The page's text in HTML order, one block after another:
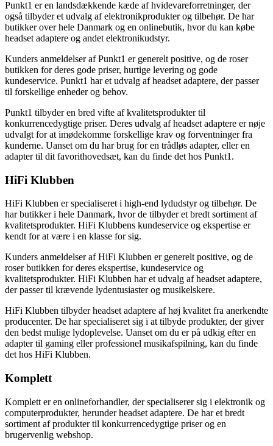
Punkt1 er en landsdækkende kæde af hvidevareforretninger, der
også tilbyder et udvalg af elektronikprodukter og tilbehør. De har
butikker over hele Danmark og en onlinebutik, hvor du kan købe
headset adaptere og andet elektronikudstyr.
Kunders anmeldelser af Punkt1 er generelt positive, og de roser
butikken for deres gode priser, hurtige levering og gode
kundeservice. Punkt1 har et udvalg af headset adaptere, der passer
til forskellige enheder og behov.
Punkt1 tilbyder en bred vifte af kvalitetsprodukter til
konkurrencedygtige priser. Deres udvalg af headset adaptere er nøje
udvalgt for at imødekomme forskellige krav og forventninger fra
kunderne. Uanset om du har brug for en trådløs adapter, eller en
adapter til dit favorithovedsæt, kan du finde det hos Punkt1.
HiFi Klubben
HiFi Klubben er specialiseret i high-end lydudstyr og tilbehør. De
har butikker i hele Danmark, hvor de tilbyder et bredt sortiment af
kvalitetsprodukter. HiFi Klubbens kundeservice og ekspertise er
kendt for at være i en klasse for sig.
Kunders anmeldelser af HiFi Klubben er generelt positive, og de
roser butikken for deres ekspertise, kundeservice og
kvalitetsprodukter. HiFi Klubben har et udvalg af headset adaptere,
der passer til krævende lydentusiaster og musikelskere.
HiFi Klubben tilbyder headset adaptere af høj kvalitet fra anerkendte
producenter. De har specialiseret sig i at tilbyde produkter, der giver
den bedst mulige lydoplevelse. Uanset om du er på udkig efter en
adapter til gaming eller professionel musikafspilning, kan du finde
det hos HiFi Klubben.
Komplett
Komplett er en onlineforhandler, der specialiserer sig i elektronik og
computerprodukter, herunder headset adaptere. De har et bredt
sortiment af produkter til konkurrencedygtige priser og en
brugervenlig webshop.